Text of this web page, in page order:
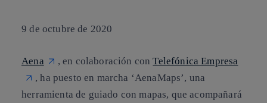
9 de octubre de 2020
Aena , en colaboración conTelefónica Empresa
, ha puesto en marcha ‘AenaMaps’, una
herramienta de guiado con mapas, que acompañará